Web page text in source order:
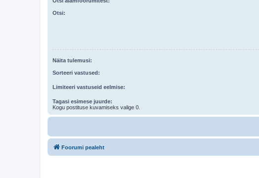
Otsi:
Näita tulemusi:
Sorteeri vastused:
Limiteeri vastuseid eelmise:
Tagasi esimese juurde:
Kogu postituse kuvamiseks valige 0.
Foorumi pealeht